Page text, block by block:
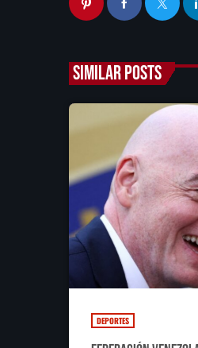
SIMILAR POSTS
DEPORTES